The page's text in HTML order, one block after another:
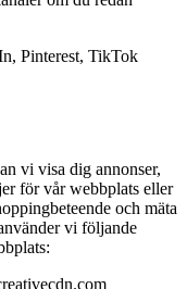
Pinterest, TikTok
vi visa dig annonser,
för vår webbplats eller
och mäta
vi följande